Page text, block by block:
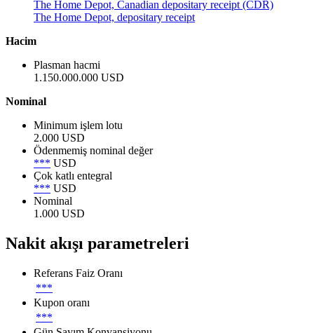
The Home Depot, Canadian depositary receipt (CDR)
The Home Depot, depositary receipt
Hacim
Plasman hacmi
1.150.000.000 USD
Nominal
Minimum işlem lotu
2.000 USD
Ödenmemiş nominal değer
*** USD
Çok katlı entegral
*** USD
Nominal
1.000 USD
Nakit akışı parametreleri
Referans Faiz Oranı
***
Kupon oranı
***